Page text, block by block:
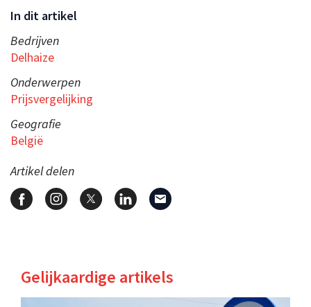
In dit artikel
Bedrijven
Delhaize
Onderwerpen
Prijsvergelijking
Geografie
België
Artikel delen
Gelijkaardige artikels